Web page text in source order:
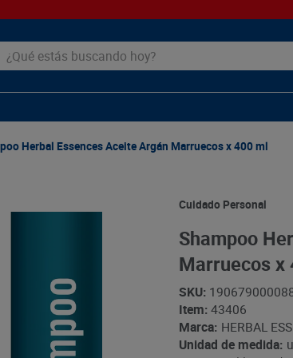
estás buscando hoy?
Herbal Essences Aceite Argán Marruecos x 400 ml
Cuidado Personal
Shampoo
Marruecos x
SKU:
Item: 43406
Marca: HERBAL
Unidad de medida: